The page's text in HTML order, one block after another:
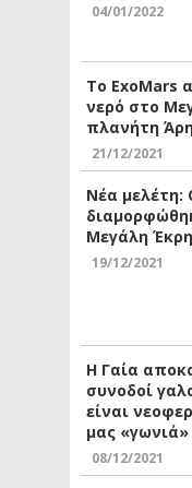
04/01/2022
Το ExoMars
νερό στο
πλανήτη
21/12/2021
Νέα μελέτη:
Μεγάλη
19/12/2021
Η Γαία
συνοδοί
είναι
μας «γωνιά»
08/12/2021